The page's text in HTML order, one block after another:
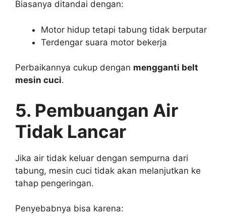
Biasanya ditandai dengan:
Motor hidup tetapi tabung tidak berputar
Terdengar suara motor bekerja
Perbaikannya cukup dengan mengganti belt
mesin cuci.
5. Pembuangan Air
Tidak Lancar
Jika air tidak keluar dengan sempurna dari
tabung, mesin cuci tidak akan melanjutkan ke
tahap pengeringan.
Penyebabnya bisa karena: